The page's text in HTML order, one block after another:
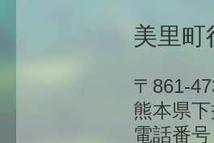
美里町
〒861-
熊本県
電話番